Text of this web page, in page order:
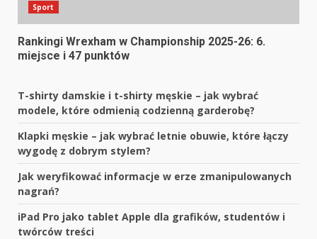
Sport
Rankingi Wrexham w Championship 2025-26: 6.
miejsce i 47 punktów
T-shirty damskie i t-shirty męskie – jak wybrać
modele, które odmienią codzienną garderobę?
Klapki męskie – jak wybrać letnie obuwie, które łączy
wygodę z dobrym stylem?
Jak weryfikować informacje w erze zmanipulowanych
nagrań?
iPad Pro jako tablet Apple dla grafików, studentów i
twórców treści